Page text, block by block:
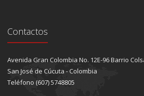
Contactos
Avenida Gran Colombia No. 12E-96 Barrio
San José de Cúcuta - Colombia
Teléfono (607) 5748805